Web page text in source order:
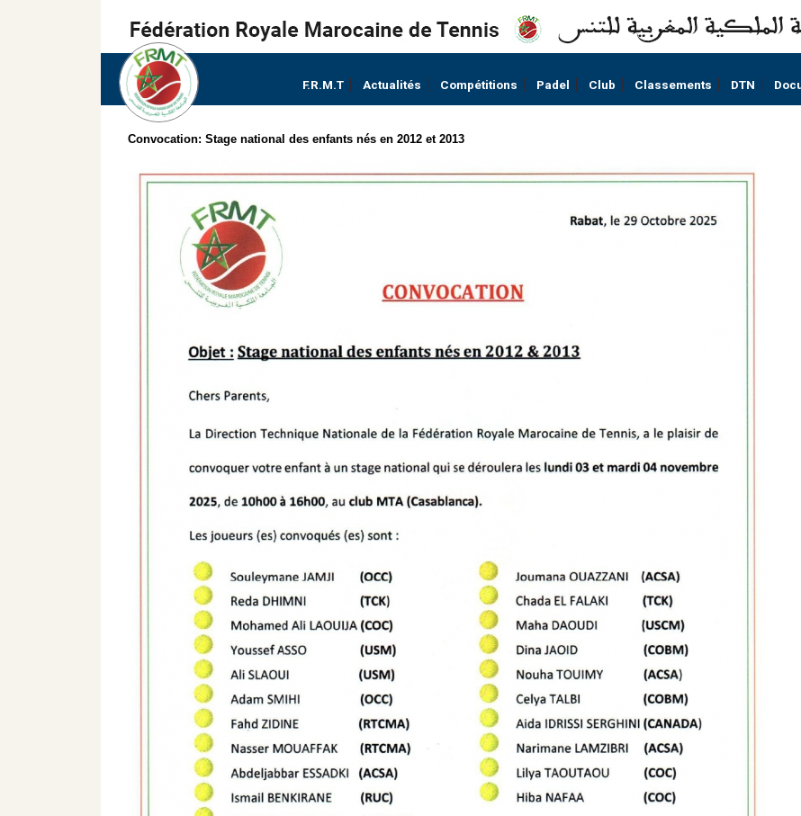
F.R.M.T Actualités Compétitions Padel Club Classements DTN
Convocation: Stage national des enfants nés en 2012 et 2013